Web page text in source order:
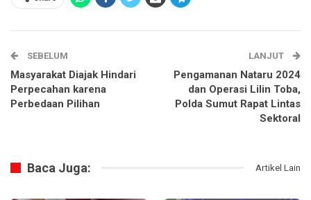
SEBELUM
Masyarakat Diajak Hindari
Perpecahan karena
Perbedaan Pilihan
LANJUT
Pengamanan Nataru 2024
dan Operasi Lilin Toba,
Polda Sumut Rapat Lintas
Sektoral
Baca Juga: Artikel Lain